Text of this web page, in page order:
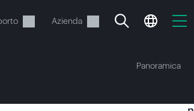
Azienda
Panoramica